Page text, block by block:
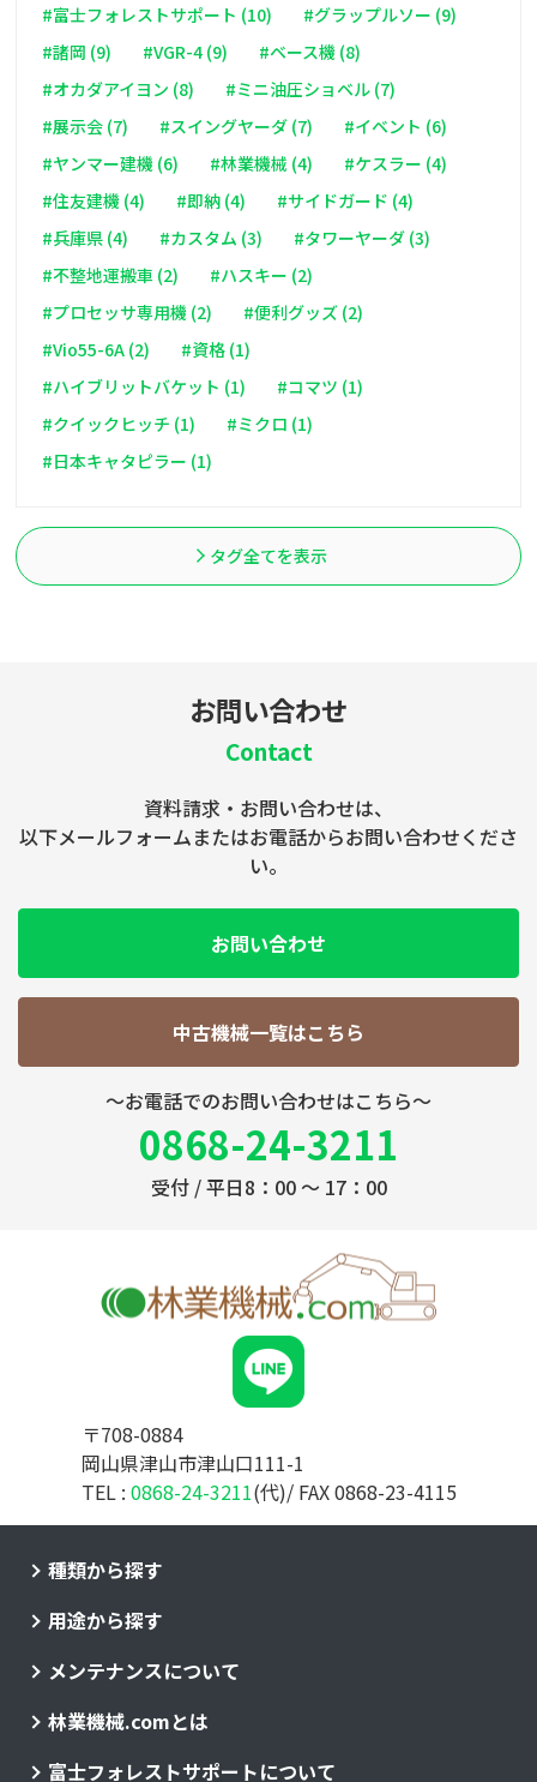
#富士フォレストサポート (10)
#グラップルソー (9)
#諸岡 (9)
#VGR-4 (9)
#ベース機 (8)
#オカダアイヨン (8)
#ミニ油圧ショベル (7)
#展示会 (7)
#スイングヤーダ (7)
#イベント (6)
#ヤンマー建機 (6)
#林業機械 (4)
#ケスラー (4)
#住友建機 (4)
#即納 (4)
#サイドガード (4)
#兵庫県 (4)
#カスタム (3)
#タワーヤーダ (3)
#不整地運搬車 (2)
#ハスキー (2)
#プロセッサ専用機 (2)
#便利グッズ (2)
#Vio55-6A (2)
#資格 (1)
#ハイブリットバケット (1)
#コマツ (1)
#クイックヒッチ (1)
#ミクロ (1)
#日本キャタピラー (1)
タグ全てを表示
お問い合わせ
Contact
資料請求・お問い合わせは、
以下メールフォームまたはお電話からお問い合わせくださ
い。
お問い合わせ
中古機械一覧はこちら
～お電話でのお問い合わせはこちら～
0868-24-3211
受付 / 平日8：00 ～ 17：00
〒708-0884
岡山県津山市津山口111-1
TEL : 0868-24-3211(代)/ FAX 0868-23-4115
種類から探す
用途から探す
メンテナンスについて
林業機械.comとは
富士フォレストサポートについて